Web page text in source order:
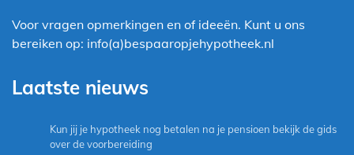
Voor vragen opmerkingen en of ideeën. Kunt u ons
bereiken op: info(a)bespaaropjehypotheek.nl
Laatste nieuws
Kun jij je hypotheek nog betalen na je pensioen bekijk de gids
over de voorbereiding